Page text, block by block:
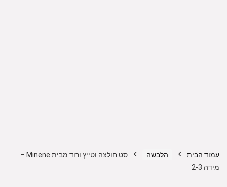
עמוד הבית הלבשה
סט חולצה וטייץ ורוד מבית Minene –
מידה 2-3